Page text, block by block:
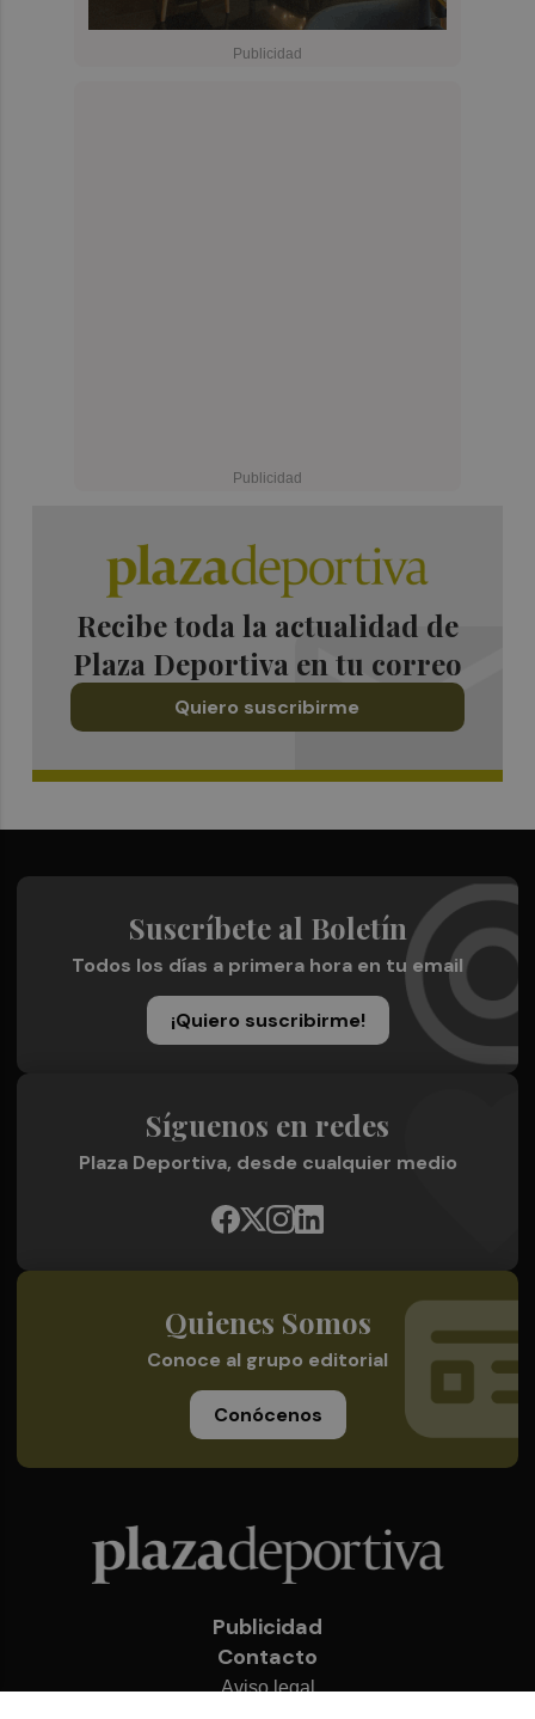
Recibe toda la actualidad de
Plaza Deportiva en tu correo
Quiero suscribirme
Suscríbete al Boletín
Todos los días a primera hora en tu email
¡Quiero suscribirme!
Síguenos en redes
Plaza Deportiva, desde cualquier medio
Quienes Somos
Conoce al grupo editorial
Conócenos
Publicidad
Contacto
Aviso legal